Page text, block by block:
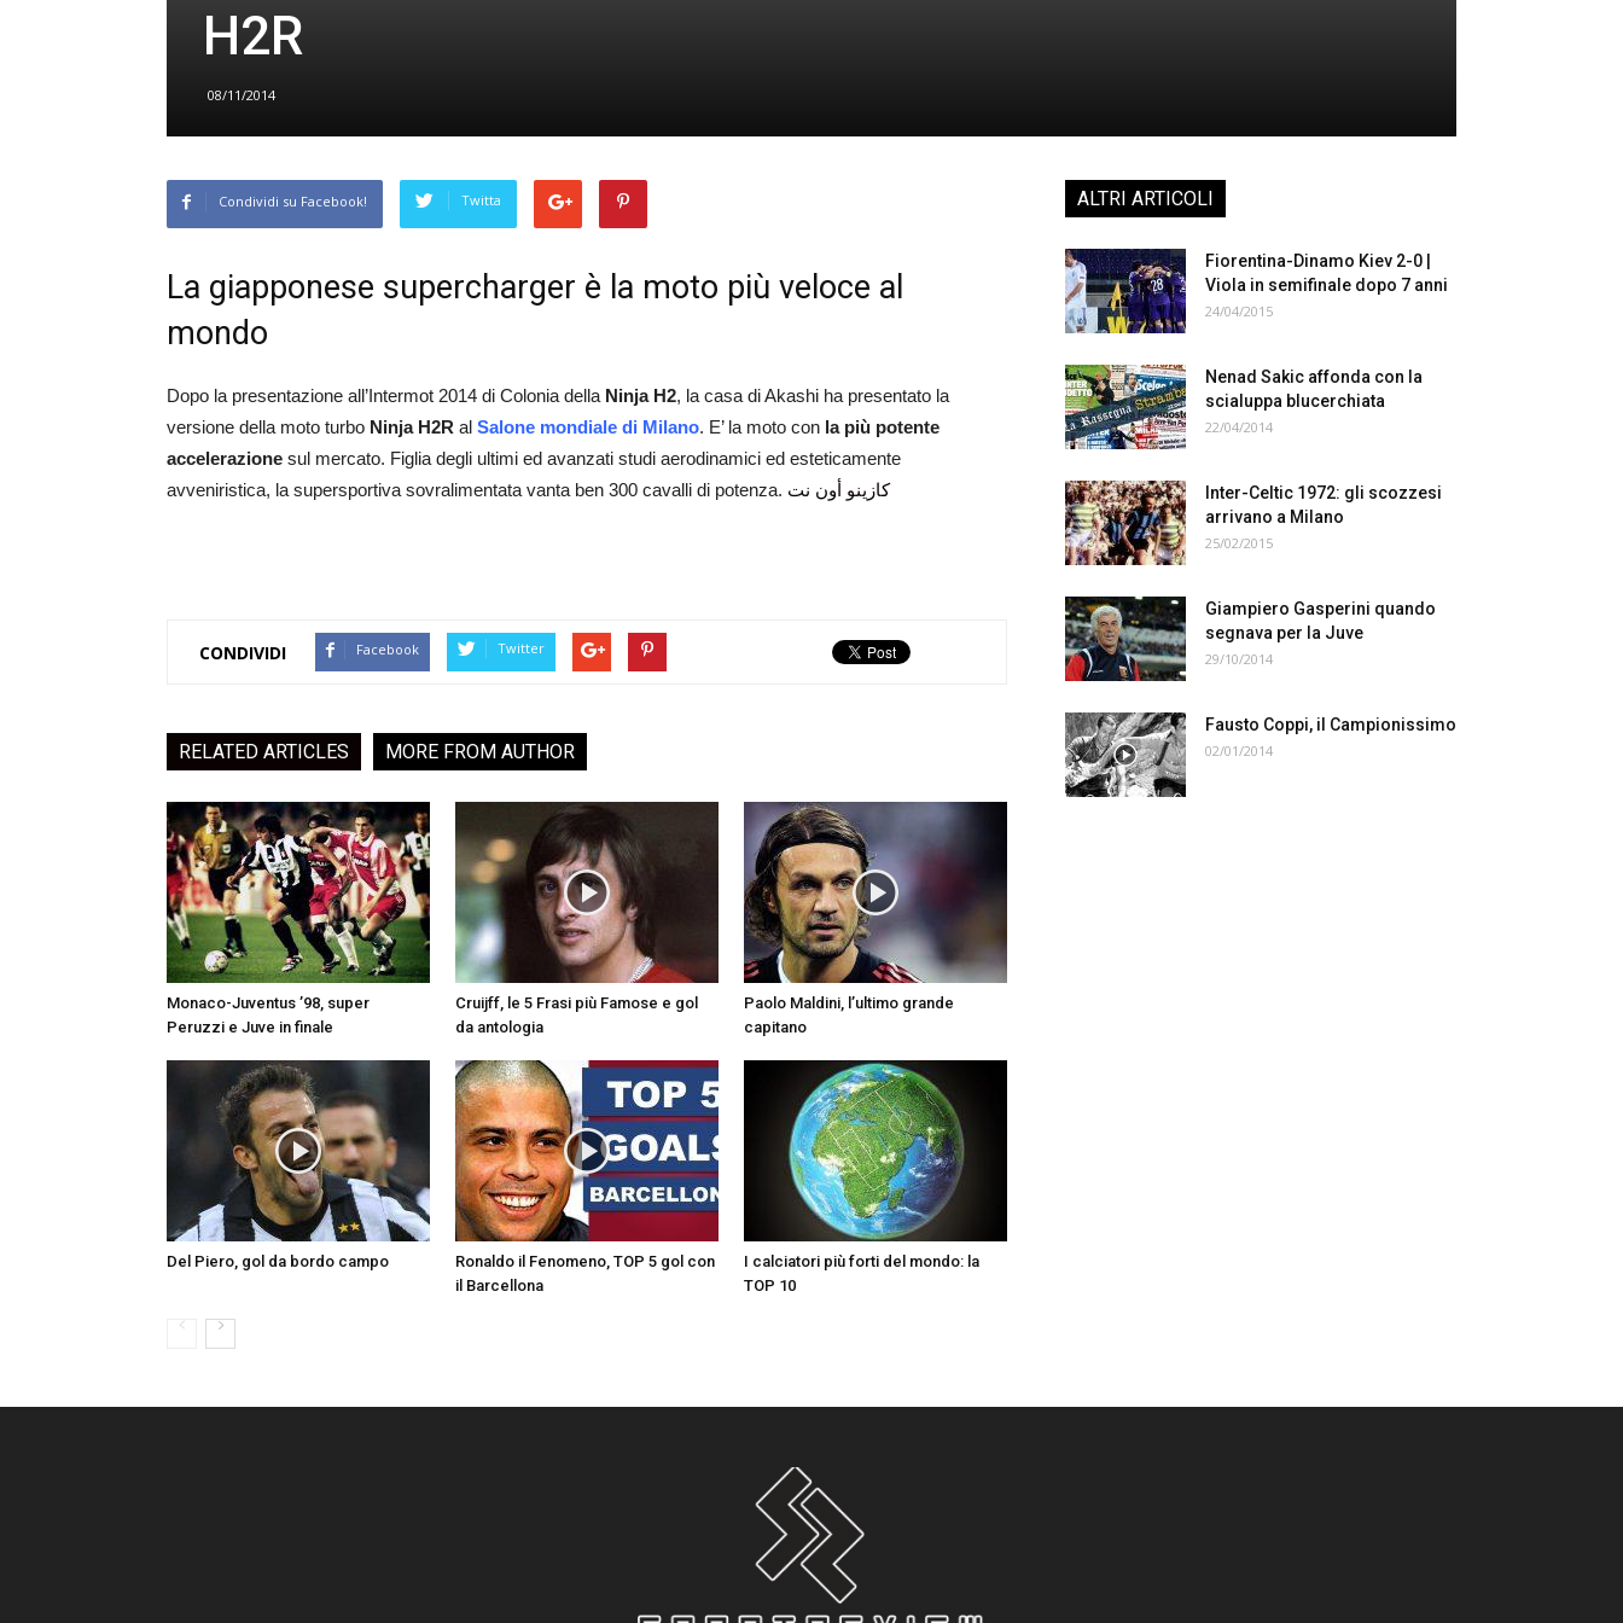
H2R
08/11/2014
Condividi su Facebook! Twitta
La giapponese supercharger è la moto più veloce al
mondo
Dopo la presentazione all’Intermot 2014 di Colonia della Ninja H2, la casa di Akashi ha presentato la
versione della moto turbo Ninja H2R al Salone mondiale di Milano. E’ la moto con la più potente
accelerazione sul mercato. Figlia degli ultimi ed avanzati studi aerodinamici ed esteticamente
avveniristica, la supersportiva sovralimentata vanta ben 300 cavalli di potenza. كازينو أون نت
CONDIVIDI Facebook Twitter
RELATED ARTICLES MORE FROM AUTHOR
Monaco-Juventus ’98, super
Peruzzi e Juve in finale
Cruijff, le 5 Frasi più Famose e gol
da antologia
Paolo Maldini, l’ultimo grande
capitano
Del Piero, gol da bordo campo
Ronaldo il Fenomeno, TOP 5 gol con
il Barcellona
I calciatori più forti del mondo: la
TOP 10
ALTRI ARTICOLI
Fiorentina-Dinamo Kiev 2-0 |
Viola in semifinale dopo 7 anni
24/04/2015
Nenad Sakic affonda con la
scialuppa blucerchiata
22/04/2014
Inter-Celtic 1972: gli scozzesi
arrivano a Milano
25/02/2015
Giampiero Gasperini quando
segnava per la Juve
29/10/2014
Fausto Coppi, il Campionissimo
02/01/2014